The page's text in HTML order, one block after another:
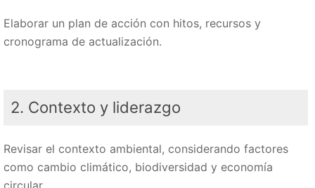
Elaborar un plan de acción con hitos, recursos y
cronograma de actualización.
2. Contexto y liderazgo
Revisar el contexto ambiental, considerando factores
como cambio climático, biodiversidad y economía